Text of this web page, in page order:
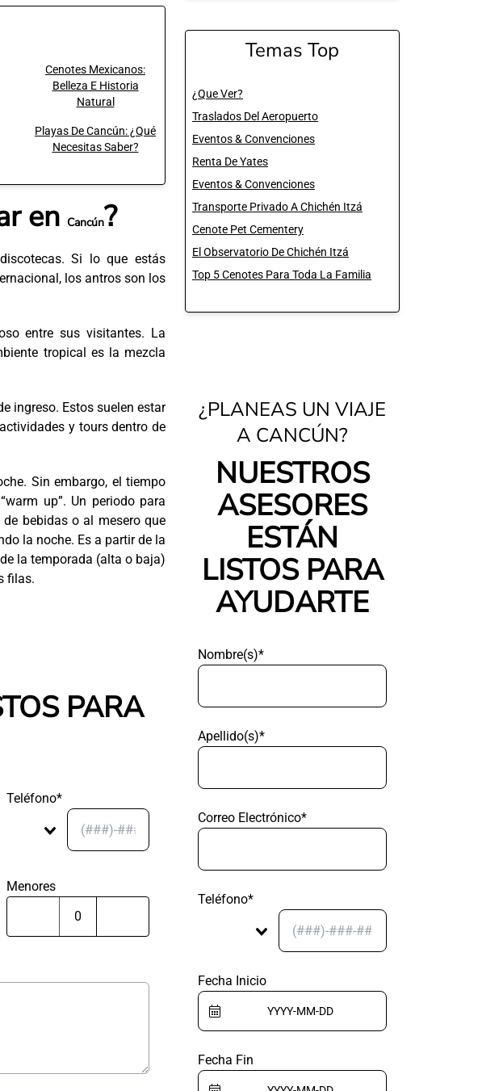
Cenotes Mexicanos:
Belleza E Historia
Natural
Playas De Cancún: ¿Qué
Necesitas Saber?
en Cancún?
Si lo que estás
los antros son los
entre sus visitantes. La
tropical es la mezcla
ingreso. Estos suelen estar
y tours dentro de
Sin embargo, el tiempo
up”. Un periodo para
bebidas o al mesero que
la noche. Es a partir de la
la temporada (alta o baja)
filas.
PARA
Teléfono*
Menores
Temas Top
¿Que Ver?
Traslados Del Aeropuerto
Eventos & Convenciones
Renta De Yates
Eventos & Convenciones
Transporte Privado A Chichén Itzá
Cenote Pet Cementery
El Observatorio De Chichén Itzá
Top 5 Cenotes Para Toda La Familia
¿PLANEAS UN VIAJE
A CANCÚN?
NUESTROS
ASESORES
ESTÁN
LISTOS PARA
AYUDARTE
Nombre(s)*
Apellido(s)*
Correo Electrónico*
Teléfono*
Fecha Inicio
Fecha Fin